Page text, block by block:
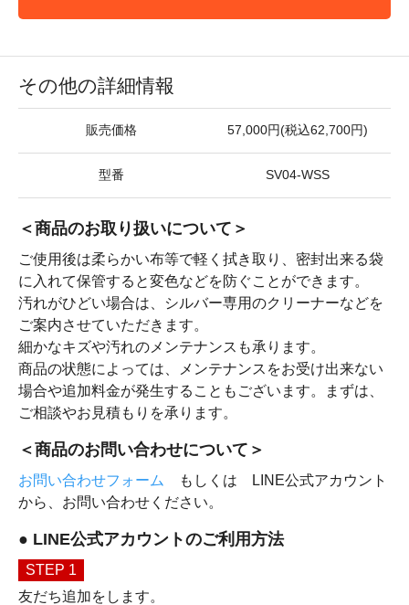
その他の詳細情報
販売価格 57,000円(税込62,700円)
型番 SV04-WSS
＜商品のお取り扱いについて＞
ご使用後は柔らかい布等で軽く拭き取り、密封出来る袋
に入れて保管すると変色などを防ぐことができます。
汚れがひどい場合は、シルバー専用のクリーナーなどを
ご案内させていただきます。
細かなキズや汚れのメンテナンスも承ります。
商品の状態によっては、メンテナンスをお受け出来ない
場合や追加料金が発生することもございます。まずは、
ご相談やお見積もりを承ります。
＜商品のお問い合わせについて＞
お問い合わせフォーム
もしくは LINE公式アカウント
から、お問い合わせください。
● LINE公式アカウントのご利用方法
STEP 1
友だち追加をします。